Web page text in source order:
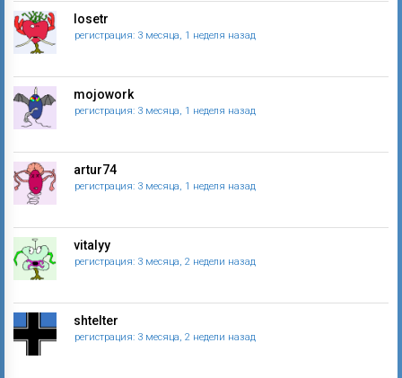
losetr
регистрация: 3 месяца, 1 неделя назад
mojowork
регистрация: 3 месяца, 1 неделя назад
artur74
регистрация: 3 месяца, 1 неделя назад
vitalyy
регистрация: 3 месяца, 2 недели назад
shtelter
регистрация: 3 месяца, 2 недели назад